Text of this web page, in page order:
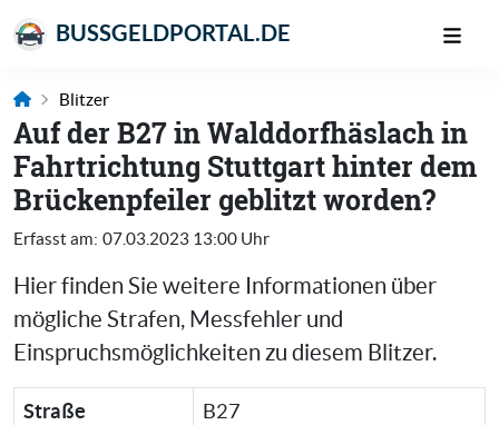
BUSSGELDPORTAL.DE
Blitzer
Auf der B27 in Walddorfhäslach in
Fahrtrichtung Stuttgart hinter dem
Brückenpfeiler geblitzt worden?
Erfasst am: 07.03.2023 13:00 Uhr
Hier finden Sie weitere Informationen über
mögliche Strafen, Messfehler und
Einspruchsmöglichkeiten zu diesem Blitzer.
Straße B27